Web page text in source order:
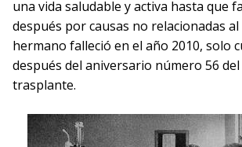
una vida saludable y activa hasta que
después por causas no relacionadas
hermano falleció en el año 2010, solo
después del aniversario número 56
trasplante.